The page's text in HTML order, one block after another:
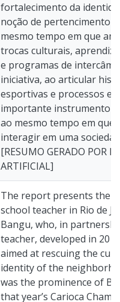
fortalecimento da
noção de pertencimento
mesmo tempo em que
trocas culturais,
e programas de
iniciativa, ao articular
esportivas e processos
importante instrumento
ao mesmo tempo em
interagir em uma
[RESUMO GERADO POR
ARTIFICIAL]
The report presents the
school teacher in Rio de
Bangu, who, in
teacher, developed in
aimed at rescuing the
identity of the
was the prominence of
that year’s Carioca